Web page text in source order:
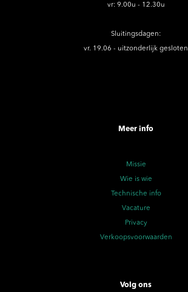
vr: 9.00u - 12.30u
Sluitingsdagen:
vr. 19.06 - uitzonderlijk gesloten
Meer info
Missie
Wie is wie
Technische info
Vacature
Privacy
Verkoopsvoorwaarden
Volg ons